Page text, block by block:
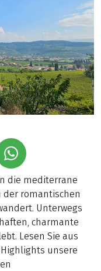
TAB)
IN NEUEM TAB)
(LINK ÖFFNET IN
die mediterrane
der romantischen
Unterwegs
charmante
Lesen Sie aus
unsere